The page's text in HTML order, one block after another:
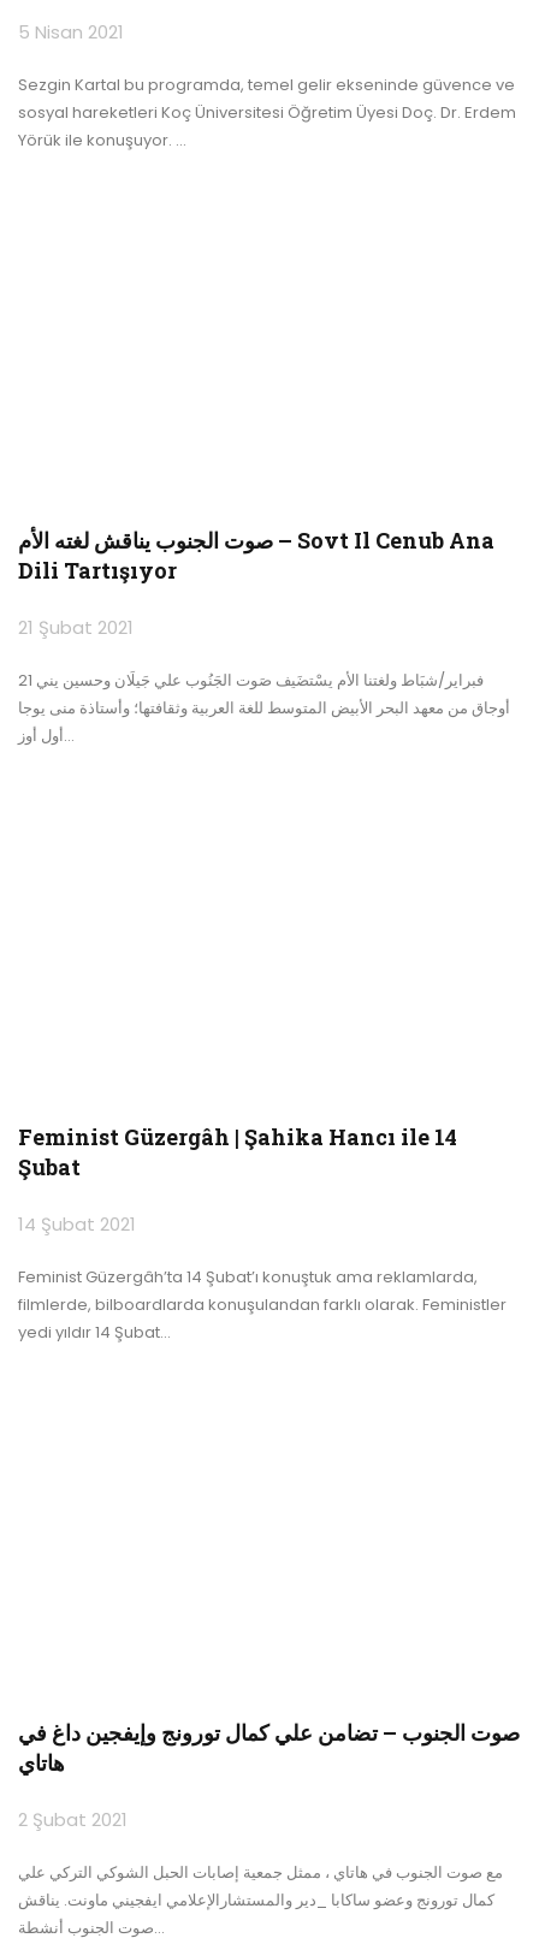
5 Nisan 2021
Sezgin Kartal bu programda, temel gelir ekseninde güvence ve
sosyal hareketleri Koç Üniversitesi Öğretim Üyesi Doç. Dr. Erdem
Yörük ile konuşuyor. …
صوت الجنوب يناقش لغته الأم – Sovt Il Cenub Ana
Dili Tartışıyor
21 Şubat 2021
21 فبراير/شبَاط ولغتنا الأم يسْتضَيف صَوت الجَنُوب علي جَيلَان وحسين يني
أوجاق من معهد البحر الأبيض المتوسط للغة العربية وثقافتها؛ وأستاذة منى يوجا
أول أوز…
Feminist Güzergâh | Şahika Hancı ile 14
Şubat
14 Şubat 2021
Feminist Güzergâh’ta 14 Şubat’ı konuştuk ama reklamlarda,
filmlerde, bilboardlarda konuşulandan farklı olarak. Feministler
yedi yıldır 14 Şubat…
صوت الجنوب – تضامن علي كمال تورونج وإيفجين داغ في
هاتاي
2 Şubat 2021
مع صوت الجنوب في هاتاي ، ممثل جمعية إصابات الحبل الشوكي التركي علي
كمال تورونج وعضو ساكابا _دير والمستشارالإعلامي ايفجيني ماونت. يناقش
صوت الجنوب أنشطة…